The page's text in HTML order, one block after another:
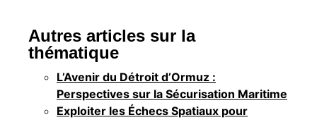
Autres articles sur la
thématique
L’Avenir du Détroit d’Ormuz :
Perspectives sur la Sécurisation Maritime
Exploiter les Échecs Spatiaux pour